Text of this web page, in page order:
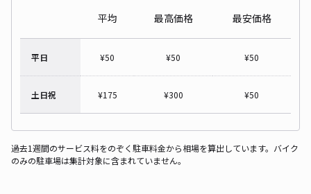
平均 最高価格 最安価格
平日 ¥50 ¥50 ¥50
土日祝 ¥175 ¥300 ¥50
過去1週間のサービス料をのぞく駐車料金から相場を算出しています。バイク
のみの駐車場は集計対象に含まれていません。